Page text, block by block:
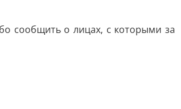
сообщить о лицах, с которыми за